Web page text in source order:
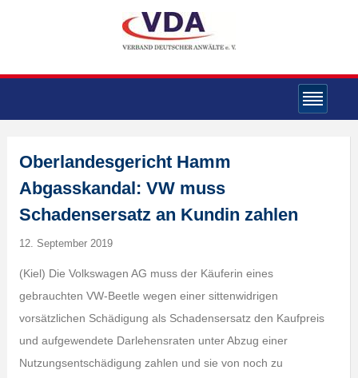
Oberlandesgericht Hamm
Abgasskandal: VW muss
Schadensersatz an Kundin zahlen
12. September 2019
(Kiel) Die Volkswagen AG muss der Käuferin eines
gebrauchten VW-Beetle wegen einer sittenwidrigen
vorsätzlichen Schädigung als Schadensersatz den Kaufpreis
und aufgewendete Darlehensraten unter Abzug einer
Nutzungsentschädigung zahlen und sie von noch zu